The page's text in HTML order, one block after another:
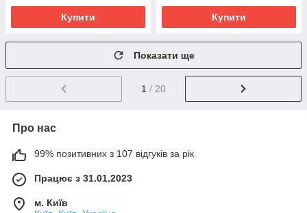
Купити Купити
Показати ще
1 / 20
Про нас
99% позитивних з 107 відгуків за рік
Працює з 31.01.2023
м. Київ